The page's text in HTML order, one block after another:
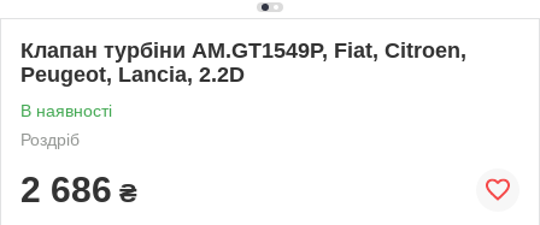
Клапан турбіни AM.GT1549P, Fiat, Citroen,
Peugeot, Lancia, 2.2D
В наявності
Роздріб
2 686 ₴